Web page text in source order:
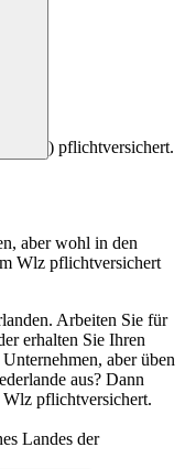
) pflichtversichert.
aber wohl in den
Wlz pflichtversichert
Arbeiten Sie für
erhalten Sie Ihren
aber üben
aus? Dann
pflichtversichert.
Landes der